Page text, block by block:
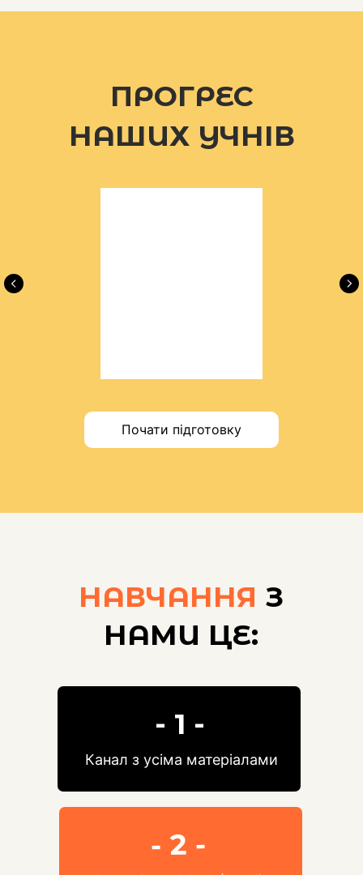
ПРОГРЕС
НАШИХ УЧНІВ
Почати підготовку
НАВЧАННЯ З
НАМИ ЦЕ:
- 2 -
Канал з усіма матеріалами
- 1 -